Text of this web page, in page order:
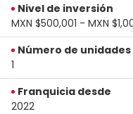
Nivel de inversión
MXN $500,001 - MXN
Número de unidades
1
Franquicia desde
2022